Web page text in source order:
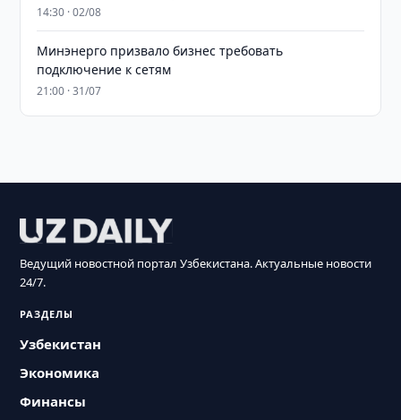
14:30 · 02/08
Минэнерго призвало бизнес требовать
подключение к сетям
21:00 · 31/07
Ведущий новостной портал Узбекистана. Актуальные новости
24/7.
РАЗДЕЛЫ
Узбекистан
Экономика
Финансы